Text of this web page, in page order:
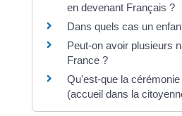
en devenant Français ?
Dans quels cas un
Peut-on avoir plusieurs
France ?
Qu'est-que la
(accueil dans la